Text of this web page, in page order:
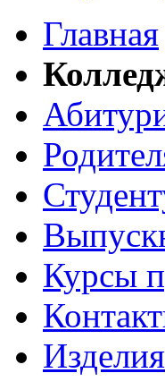
Главная
Курсы
Изделия